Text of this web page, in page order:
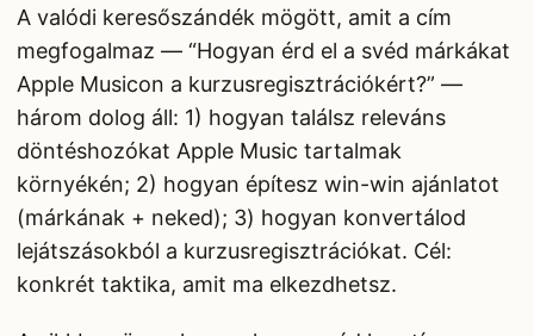
A valódi keresőszándék mögött, amit a cím
megfogalmaz — “Hogyan érd el a svéd márkákat
Apple Musicon a kurzusregisztrációkért?” —
három dolog áll: 1) hogyan találsz releváns
döntéshozókat Apple Music tartalmak
környékén; 2) hogyan építesz win-win ajánlatot
(márkának + neked); 3) hogyan konvertálod
lejátszásokból a kurzusregisztrációkat. Cél:
konkrét taktika, amit ma elkezdhetsz.